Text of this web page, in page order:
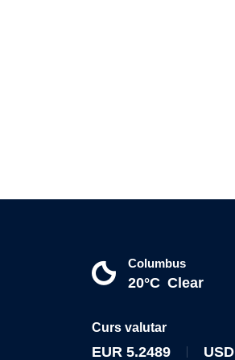
Columbus
20°C Clear
Curs valutar
EUR 5.2489 USD